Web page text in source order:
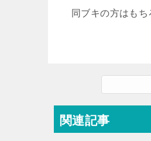
同ブキの方はも
関連記事